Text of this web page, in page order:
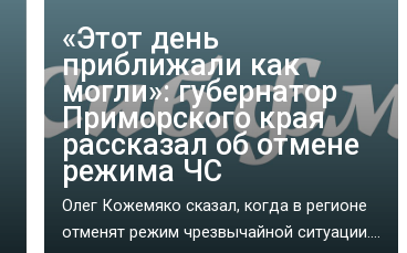
«‎Этот день
приближали как
могли»: губернатор
Приморского края
рассказал об отмене
режима ЧС
Олег Кожемяко сказал, когда в регионе
отменят режим чрезвычайной ситуации....